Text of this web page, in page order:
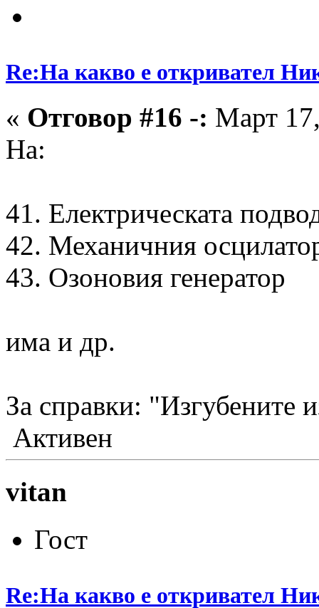
Re:На какво е откривател
« Отговор #16 -: Март
На:
41. Електрическата
42. Механичния
43. Озоновия генератор
има и др.
За справки: "Изгубените
Активен
vitan
Гост
Re:На какво е откривател